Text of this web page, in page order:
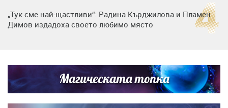
„Тук сме най-щастливи“: Радина Кърджилова и Пламен
Димов издадоха своето любимо място
Братя Аргирови я изненадаха с песен
Любомира Башева разтопи мрежата с най-нежните
кадри с Башар Рахал и малкия им син
Магическата топка